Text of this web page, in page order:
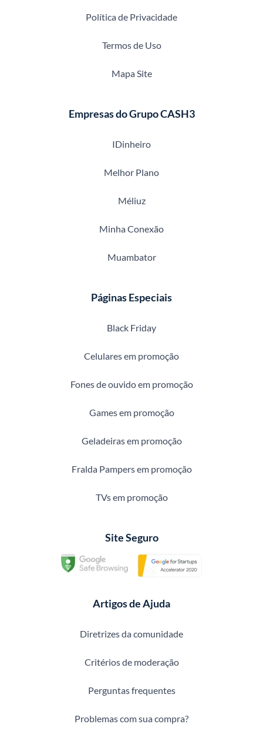
Política de Privacidade
Termos de Uso
Mapa Site
Empresas do Grupo CASH3
IDinheiro
Melhor Plano
Méliuz
Minha Conexão
Muambator
Páginas Especiais
Black Friday
Celulares em promoção
Fones de ouvido em promoção
Games em promoção
Geladeiras em promoção
Fralda Pampers em promoção
TVs em promoção
Site Seguro
Artigos de Ajuda
Diretrizes da comunidade
Critérios de moderação
Perguntas frequentes
Problemas com sua compra?